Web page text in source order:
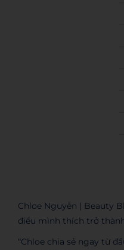
Chloe Nguyễn | Beauty
điều mình thích trở
“Chloe chia sẻ ngay từ